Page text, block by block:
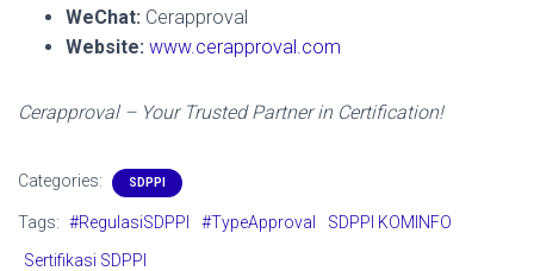
WeChat: Cerapproval
Website: www.cerapproval.com
Cerapproval – Your Trusted Partner in Certification!
Categories: SDPPI
Tags: #RegulasiSDPPI #TypeApproval
SDPPI KOMINFO
Sertifikasi SDPPI